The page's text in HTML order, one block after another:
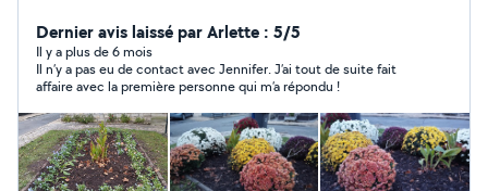
Dernier avis laissé par Arlette : 5/5
Il y a plus de 6 mois
Il n’y a pas eu de contact avec Jennifer. J’ai tout de suite fait
affaire avec la première personne qui m’a répondu !